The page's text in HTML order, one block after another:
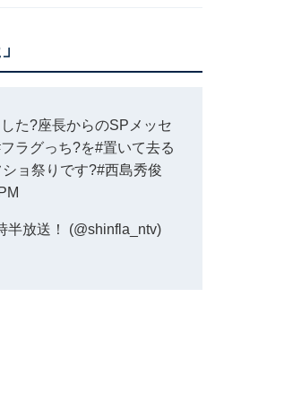
た?座長からのSPメッセ
ラグっち?を#置いて去る
ョ祭りです?#西島秀俊
放送！ (@shinfla_ntv)